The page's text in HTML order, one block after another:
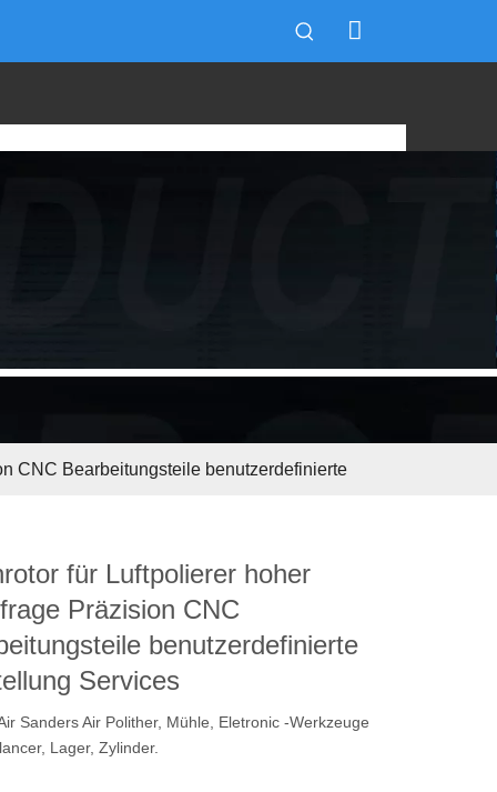
CNC Bearbeitungsteile benutzerdefinierte
für Luftpolierer hoher
Präzision CNC
benutzerdefinierte
Services
Sanders Air Polither, Mühle, Eletronic -Werkzeuge
Lager, Zylinder.